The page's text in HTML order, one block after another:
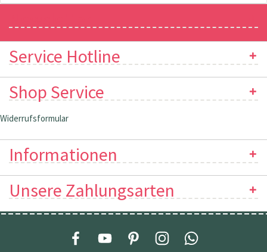
Service Hotline
Shop Service
Widerrufsformular
Informationen
Unsere Zahlungsarten